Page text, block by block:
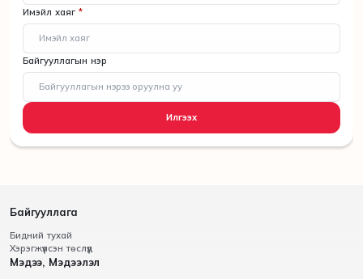
Имэйл хаяг *
Байгууллагын нэр
Илгээх
Байгууллага
Бидний тухай
Хэрэгжүүлсэн төслүүд
Мэдээ, Мэдээлэл